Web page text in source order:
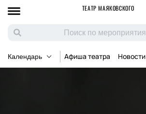
ТЕАТР МАЯКОВСКОГО
Календарь Афиша театра Новости